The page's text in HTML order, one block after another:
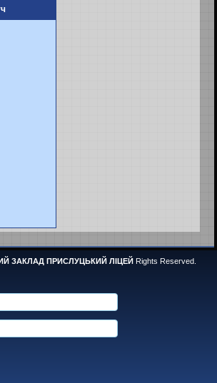
ЗАКЛАД ПРИСЛУЦЬКИЙ ЛІЦЕЙ Rights Reserved.